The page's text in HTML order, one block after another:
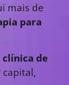
mais de
para
clínica de
capital,